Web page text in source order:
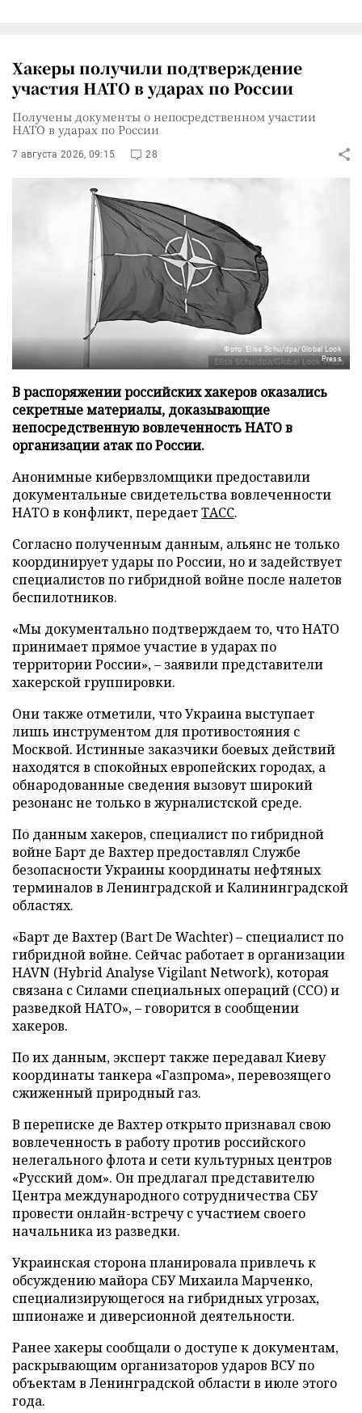
Хакеры получили подтверждение
участия НАТО в ударах по России
Получены документы о непосредственном участии
НАТО в ударах по России
7 августа 2026, 09:15 28
Фото: Elisa Schu/dpa/Global Look
Press
В распоряжении российских хакеров оказались
секретные материалы, доказывающие
непосредственную вовлеченность НАТО в
организации атак по России.
Анонимные кибервзломщики предоставили
документальные свидетельства вовлеченности
НАТО в конфликт, передаетТАСС.
Согласно полученным данным, альянс не только
координирует удары по России, но и задействует
специалистов по гибридной войне после налетов
беспилотников.
«Мы документально подтверждаем то, что НАТО
принимает прямое участие в ударах по
территории России», – заявили представители
хакерской группировки.
Они также отметили, что Украина выступает
лишь инструментом для противостояния с
Москвой. Истинные заказчики боевых действий
находятся в спокойных европейских городах, а
обнародованные сведения вызовут широкий
резонанс не только в журналистской среде.
По данным хакеров, специалист по гибридной
войне Барт де Вахтер предоставлял Службе
безопасности Украины координаты нефтяных
терминалов в Ленинградской и Калининградской
областях.
«Барт де Вахтер (Bart De Wachter) – специалист по
гибридной войне. Сейчас работает в организации
HAVN (Hybrid Analyse Vigilant Network), которая
связана с Силами специальных операций (ССО) и
разведкой НАТО», – говорится в сообщении
хакеров.
По их данным, эксперт также передавал Киеву
координаты танкера «Газпрома», перевозящего
сжиженный природный газ.
В переписке де Вахтер открыто признавал свою
вовлеченность в работу против российского
нелегального флота и сети культурных центров
«Русский дом». Он предлагал представителю
Центра международного сотрудничества СБУ
провести онлайн-встречу с участием своего
начальника из разведки.
Украинская сторона планировала привлечь к
обсуждению майора СБУ Михаила Марченко,
специализирующегося на гибридных угрозах,
шпионаже и диверсионной деятельности.
Ранее хакеры сообщали о доступе к документам,
раскрывающим организаторов ударов ВСУ по
объектам в Ленинградской области в июле этого
года.